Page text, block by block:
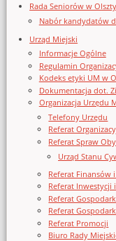
Rada Seniorów w
Nabór kandydatów
Urząd Miejski
Informacje Ogólne
Regulamin
Kodeks etyki UM w
Dokumentacja dot.
Organizacja Urzędu
Telefony Urzędu
Referat
Referat Spraw
Urząd Stanu
Referat Finansów
Referat Inwestycji
Referat
Referat
Referat Promocji
Biuro Rady